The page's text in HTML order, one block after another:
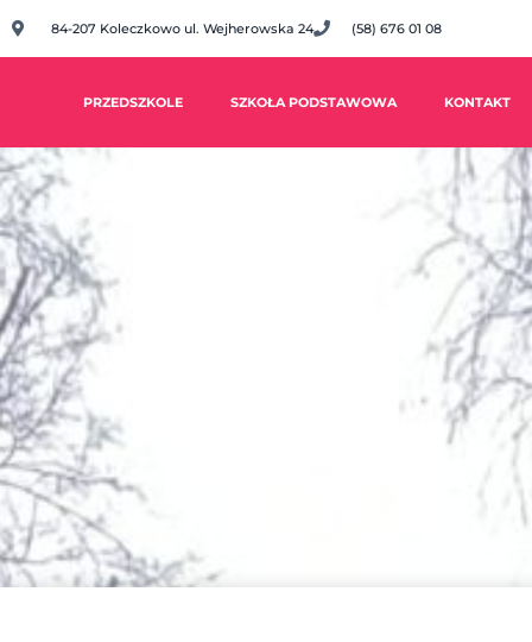
84-207 Koleczkowo ul. Wejherowska 24 (58) 676 01 08
PRZEDSZKOLE SZKOŁA PODSTAWOWA KONTAKT